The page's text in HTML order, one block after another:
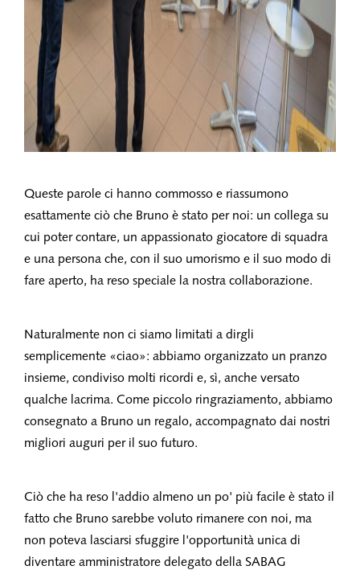
Queste parole ci hanno commosso e riassumono
esattamente ciò che Bruno è stato per noi: un collega su
cui poter contare, un appassionato giocatore di squadra
e una persona che, con il suo umorismo e il suo modo di
fare aperto, ha reso speciale la nostra collaborazione.
Naturalmente non ci siamo limitati a dirgli
semplicemente «ciao»: abbiamo organizzato un pranzo
insieme, condiviso molti ricordi e, sì, anche versato
qualche lacrima. Come piccolo ringraziamento, abbiamo
consegnato a Bruno un regalo, accompagnato dai nostri
migliori auguri per il suo futuro.
Ciò che ha reso l'addio almeno un po' più facile è stato il
fatto che Bruno sarebbe voluto rimanere con noi, ma
non poteva lasciarsi sfuggire l'opportunità unica di
diventare amministratore delegato della SABAG